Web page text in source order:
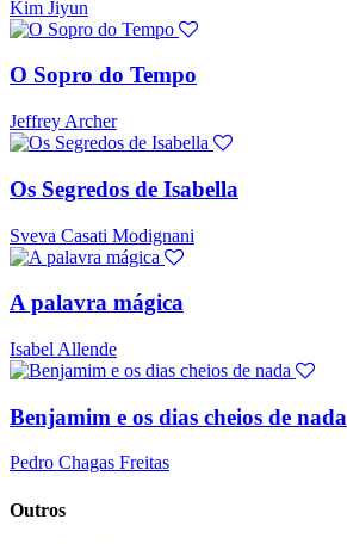
Kim Jiyun
O Sopro do Tempo
Jeffrey Archer
Os Segredos de Isabella
Sveva Casati Modignani
A palavra mágica
Isabel Allende
Benjamim e os dias cheios de nada
Pedro Chagas Freitas
Outros